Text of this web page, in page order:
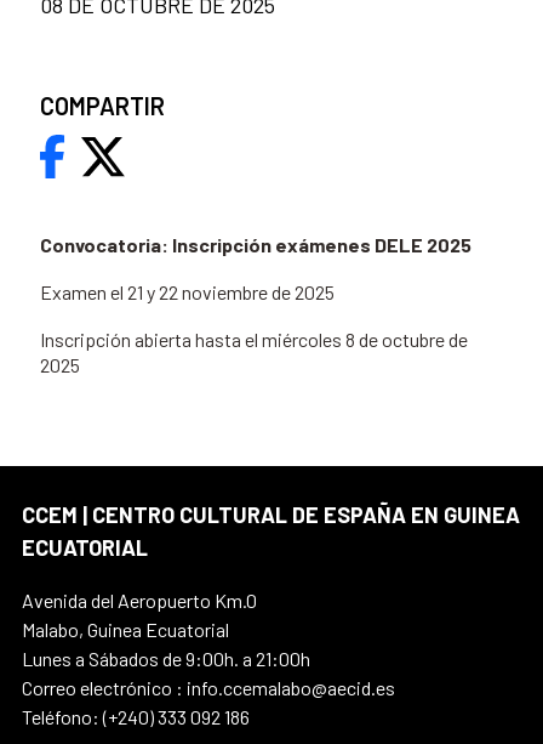
Convocatoria: Inscripción exámenes DELE 2025
Examen el 21 y 22 noviembre de 2025
Inscripción abierta hasta el miércoles 8 de octubre de
2025
COMPARTIR
CCEM | CENTRO CULTURAL DE ESPAÑA EN GUINEA
ECUATORIAL
Avenida del Aeropuerto Km.0
Malabo, Guinea Ecuatorial
Lunes a Sábados de 9:00h. a 21:00h
Correo electrónico : info.ccemalabo@aecid.es
Teléfono: (+240) 333 092 186